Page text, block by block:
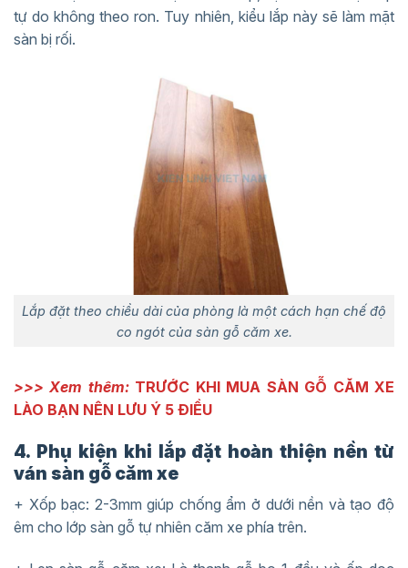
tự do không theo ron. Tuy nhiên, kiểu lắp này sẽ làm mặt
sàn bị rối.
Lắp đặt theo chiều dài của phòng là một cách hạn chế độ
co ngót của sàn gỗ căm xe.
>>> Xem thêm: TRƯỚC KHI MUA SÀN GỖ CĂM XE
LÀO BẠN NÊN LƯU Ý 5 ĐIỀU
4. Phụ kiện khi lắp đặt hoàn thiện nền từ
ván sàn gỗ căm xe
+ Xốp bạc: 2-3mm giúp chống ẩm ở dưới nền và tạo độ
êm cho lớp sàn gỗ tự nhiên căm xe phía trên.